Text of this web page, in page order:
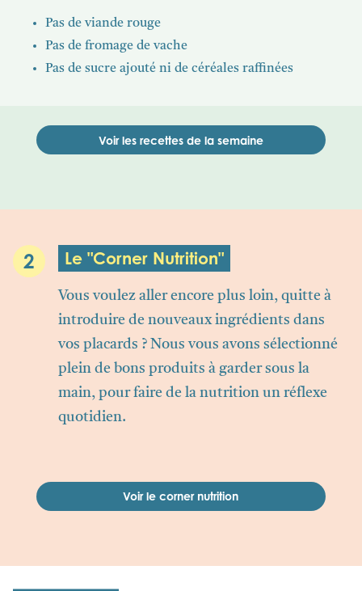
Pas de viande rouge
Pas de fromage de vache
Pas de sucre ajouté ni de céréales raffinées
Voir les recettes de la semaine
2 Le "Corner Nutrition"
Vous voulez aller encore plus loin, quitte à
introduire de nouveaux ingrédients dans
vos placards ? Nous vous avons sélectionné
plein de bons produits à garder sous la
main, pour faire de la nutrition un réflexe
quotidien.
Voir le corner nutrition